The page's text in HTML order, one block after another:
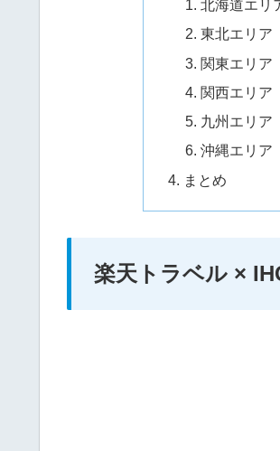
北海道エリ
東北エリア
関東エリア
関西エリア
九州エリア
沖縄エリア
まとめ
楽天トラベル ×